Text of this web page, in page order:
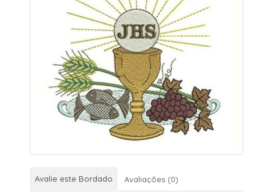
Avalie este Bordado Avaliações (0)